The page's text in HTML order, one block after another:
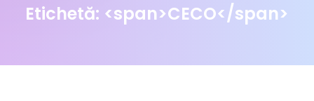
Etichetă: <span>CECO</span>